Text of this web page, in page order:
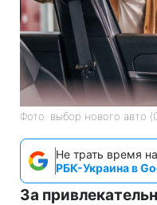
Фото: выбор нового авто
Не трать время
РБК-Украина в
За